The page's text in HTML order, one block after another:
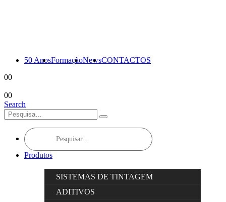
50 AnosFormaçãoNewsCONTACTOS
00
00
Search
Products
search
Produtos
SISTEMAS DE TINTAGEM
ADITIVOS